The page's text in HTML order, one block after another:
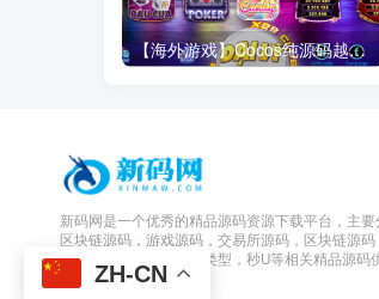
【海外游戏】Cocos纯源码越南语电玩拉霸捕鱼游戏3套UI/带控制/视频教程
新码网是一个优秀的精品源码资源下载平台，主要
区块链源码，游戏源码，交易所源码，区块链源码
限于包括交易所，理财类型，秒U等相关精品源码
家学习参考。
ZH-CN